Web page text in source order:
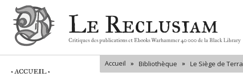
Le Reclusiam
Critiques des publications et Ebooks Warhammer 40 000 de la Black Library
• ACCUEIL •
Accueil » Bibliothèque » Le Siège de Terra